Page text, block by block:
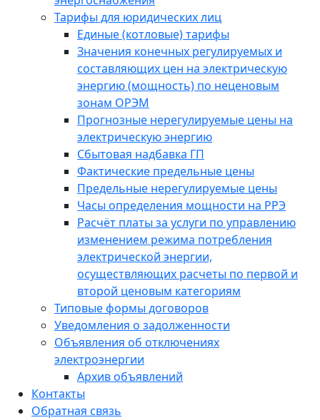
Тарифы для юридических лиц
Единые (котловые) тарифы
Значения конечных регулируемых и
составляющих цен на электрическую
энергию (мощность) по неценовым
зонам ОРЭМ
Прогнозные нерегулируемые цены на
электрическую энергию
Сбытовая надбавка ГП
Фактические предельные цены
Предельные нерегулируемые цены
Часы определения мощности на РРЭ
Расчёт платы за услуги по управлению
изменением режима потребления
электрической энергии,
осуществляющих расчеты по первой и
второй ценовым категориям
Типовые формы договоров
Уведомления о задолженности
Объявления об отключениях
электроэнергии
Архив объявлений
Контакты
Обратная связь